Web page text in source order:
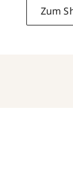
Zum